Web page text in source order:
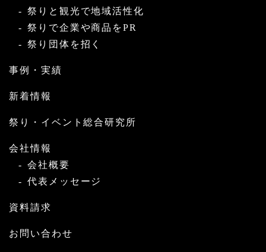
祭りと観光で地域活性化
祭りで企業や商品をPR
祭り団体を招く
事例・実績
新着情報
祭り・イベント総合研究所
会社情報
会社概要
代表メッセージ
資料請求
お問い合わせ